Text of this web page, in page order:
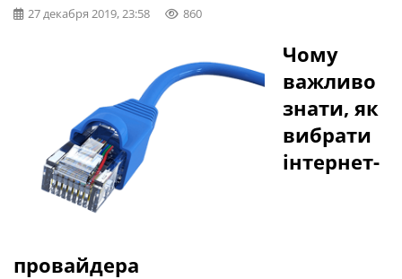
27 декабря 2019, 23:58 860
Чому
важливо
знати, як
вибрати
інтернет-
провайдера